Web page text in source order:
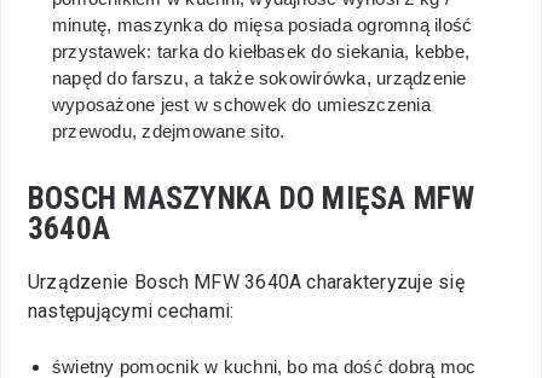
minutę, maszynka do mięsa posiada ogromną ilość
przystawek: tarka do kiełbasek do siekania, kebbe,
napęd do farszu, a także sokowirówka, urządzenie
wyposażone jest w schowek do umieszczenia
przewodu, zdejmowane sito.
BOSCH MASZYNKA DO MIĘSA MFW
3640A
Urządzenie Bosch MFW 3640A charakteryzuje się
następującymi cechami:
świetny pomocnik w kuchni, bo ma dość dobrą moc